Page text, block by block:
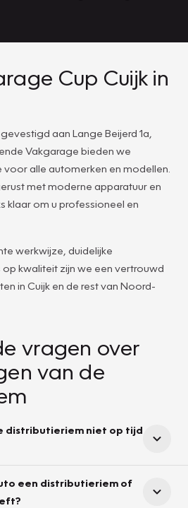
Cup Cuijk in
aan Lange Beijerd 1a,
Vakgarage bieden we
alle automerken en modellen.
met moderne apparatuur en
klaar om u professioneel en
werkwijze, duidelijke
kwaliteit zijn we een vertrouwd
in Cuijk en de rest van Noord-
vragen over
van de
distributieriem niet op tijd
een distributieriem of